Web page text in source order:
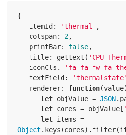
{
itemId : 'thermal' ,
colspan: 2,
printBar: false,
title: gettext( 'CPU
iconCls : 'fa fa-fw fa-
textField : 'thermalstate'
renderer: function(value
let objValue = JSON
let cores = objValue[
let
Object .keys(cores).filter(